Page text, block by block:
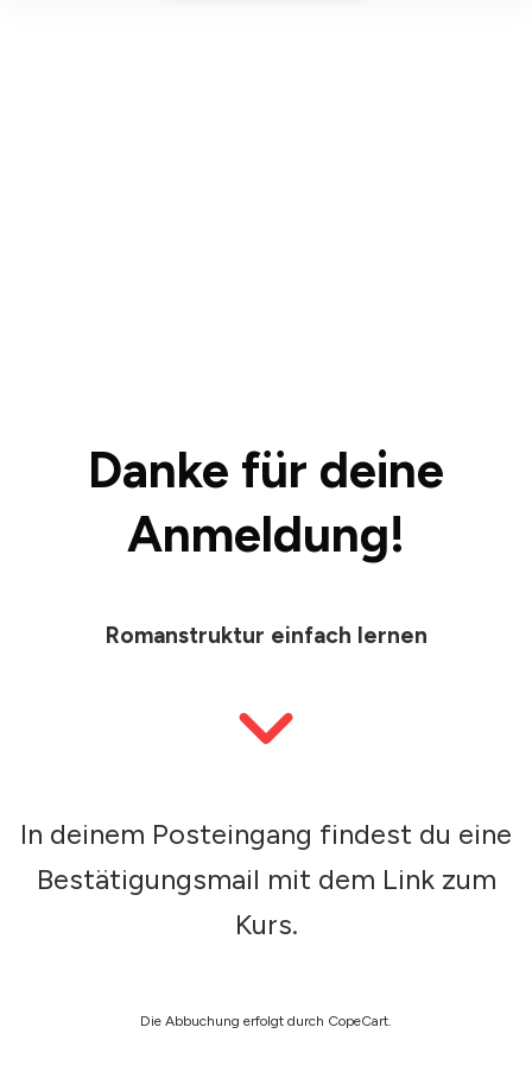
Danke für deine
Anmeldung!
Romanstruktur einfach lernen
In deinem Posteingang findest du eine
Bestätigungsmail mit dem Link zum
Kurs.
Die Abbuchung erfolgt durch CopeCart.